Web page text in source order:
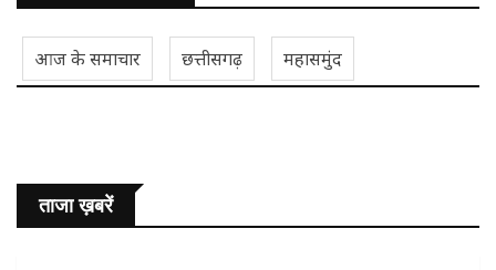
आज के समाचार छत्तीसगढ़ महासमुंद
ताजा ख़बरें